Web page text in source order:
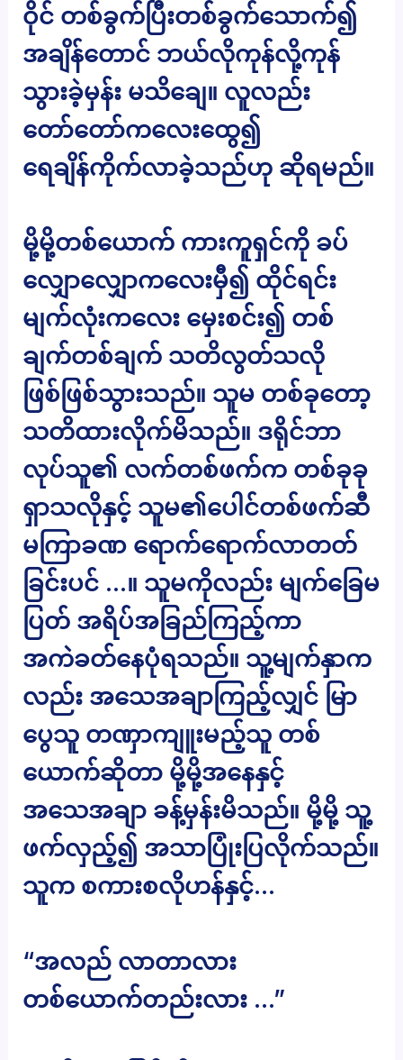
ဝိုင် တစ်ခွက်ပြီးတစ်ခွက်သောက်၍
အချိန်တောင် ဘယ်လိုကုန်လို့ကုန်
သွားခဲ့မှန်း မသိချေ။ လူလည်း
တော်တော်ကလေးထွေ၍
ရေချိန်ကိုက်လာခဲ့သည်ဟု ဆိုရမည်။
မို့မို့တစ်ယောက် ကားကူရှင်ကို ခပ်
လျှောလျှောကလေးမှီ၍ ထိုင်ရင်း
မျက်လုံးကလေး မှေးစင်း၍ တစ်
ချက်တစ်ချက် သတိလွတ်သလို
ဖြစ်ဖြစ်သွားသည်။ သူမ တစ်ခုတော့
သတိထားလိုက်မိသည်။ ဒရိုင်ဘာ
လုပ်သူ၏ လက်တစ်ဖက်က တစ်ခုခု
ရှာသလိုနှင့် သူမ၏ပေါင်တစ်ဖက်ဆီ
မကြာခဏ ရောက်ရောက်လာတတ်
ခြင်းပင် …။ သူမကိုလည်း မျက်ခြေမ
ပြတ် အရိပ်အခြည်ကြည့်ကာ
အကဲခတ်နေပုံရသည်။ သူ့မျက်နှာက
လည်း အသေအချာကြည့်လျှင် မြာ
ပွေသူ တဏှာကျူးမည့်သူ တစ်
ယောက်ဆိုတာ မို့မို့အနေနှင့်
အသေအချာ ခန့်မှန်းမိသည်။ မို့မို့ သူ့
ဖက်လှည့်၍ အသာပြုံးပြလိုက်သည်။
သူက စကားစလိုဟန်နှင့်…
“အလည် လာတာလား
တစ်ယောက်တည်းလား …”